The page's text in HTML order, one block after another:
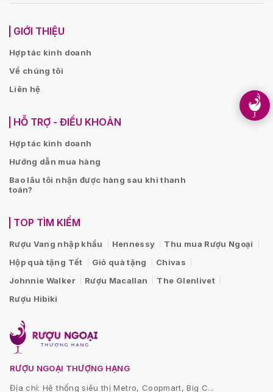
GIỚI THIỆU
Hợp tác kinh doanh
Về chúng tôi
Liên hệ
HỖ TRỢ - ĐIỀU KHOẢN
Hợp tác kinh doanh
Hướng dẫn mua hàng
Bao lâu tôi nhận được hàng sau khi thanh
toán?
TOP TÌM KIẾM
Rượu Vang nhập khẩu Hennessy
Thu mua Rượu Ngoại
Hộp quà tặng Tết
Giỏ quà tặng
Chivas
Johnnie Walker
Rượu Macallan
The Glenlivet
Rượu Hibiki
RƯỢU NGOẠI THƯỢNG HẠNG
Địa chỉ: Hệ thống siêu thị Metro, Coopmart, Big C...